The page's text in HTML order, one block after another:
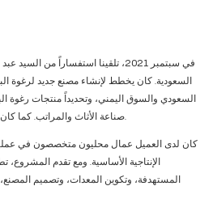
في سبتمبر 2021، تلقينا استفساراً من
السعودية. كان يخطط لإنشاء مصنع جديد لرغوة
السعودي والسوق اليمني، وتحديداً منتجات رغوة
صناعة الأثاث والمراتب. كما كان يخطط لإضافة عمليات تصنيع لاحقة.
كان لدى العميل عمال محليون متخصصون في
الإنتاجية الأساسية. ومع تقدم
المستهدفة، وتكوين المعدات، وتصميم